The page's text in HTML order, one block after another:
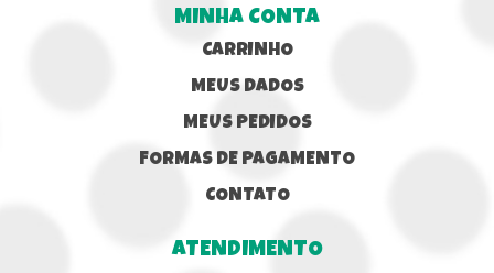
MINHA CONTA
CARRINHO
MEUS DADOS
MEUS PEDIDOS
FORMAS DE PAGAMENTO
CONTATO
ATENDIMENTO